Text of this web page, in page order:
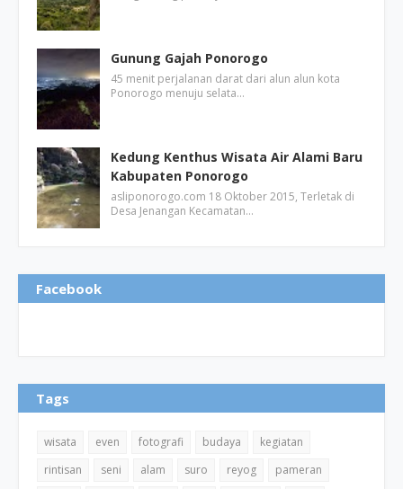
Gunung Gajah Ponorogo
45 menit perjalanan darat dari alun alun kota
Ponorogo menuju selata…
Kedung Kenthus Wisata Air Alami Baru
Kabupaten Ponorogo
asliponorogo.com 18 Oktober 2015, Terletak di
Desa Jenangan Kecamatan…
Facebook
Tags
wisata even fotografi budaya
kegiatan
rintisan
seni alam suro reyog
pameran